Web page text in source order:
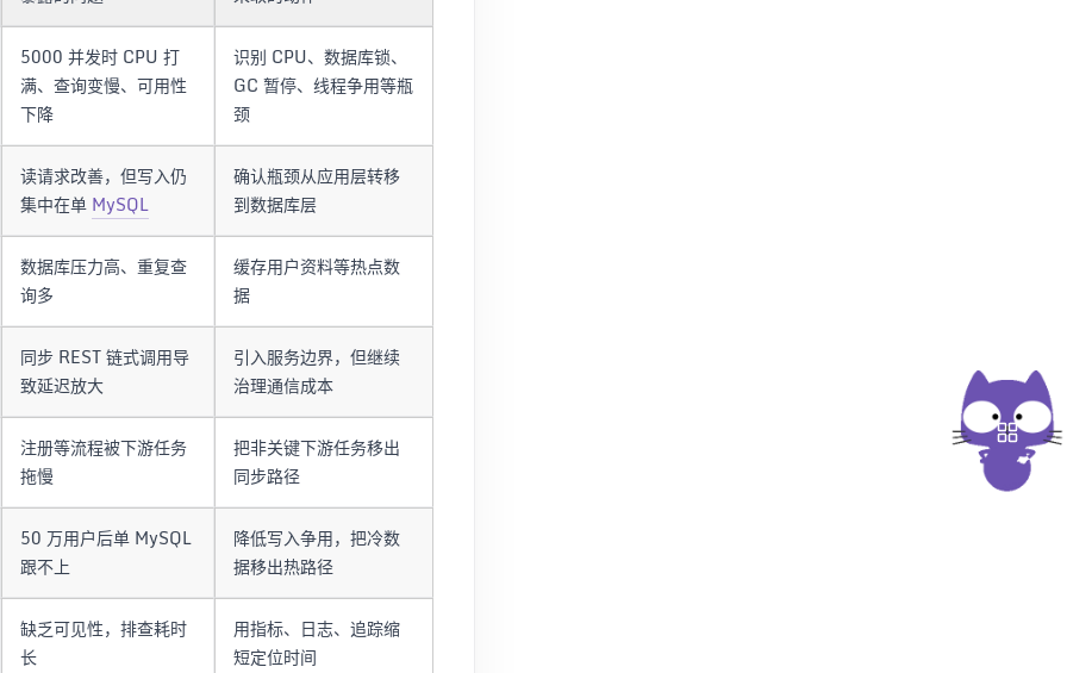
5000 并发时 CPU 打
满、查询变慢、可用性
下降
识别 CPU、数据库锁、
GC 暂停、线程争用等瓶
颈
读请求改善，但写入仍
集中在单 MySQL
确认瓶颈从应用层转移
到数据库层
数据库压力高、重复查
询多
缓存用户资料等热点数
据
同步 REST 链式调用导
致延迟放大
引入服务边界，但继续
治理通信成本
注册等流程被下游任务
拖慢
把非关键下游任务移出
同步路径
50 万用户后单 MySQL
跟不上
降低写入争用，把冷数
据移出热路径
缺乏可见性，排查耗时
长
用指标、日志、追踪缩
短定位时间